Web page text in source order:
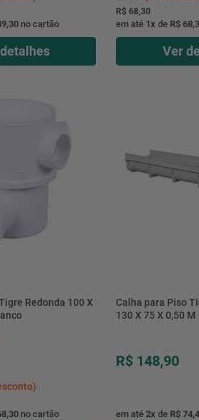
no cartão
R$ 68,30
em até 1x de R$
Ver
Redonda 100 X
no cartão
Calha para Piso
130 X 75 X 0,50 M
R$ 148,90
em até 2x de R$